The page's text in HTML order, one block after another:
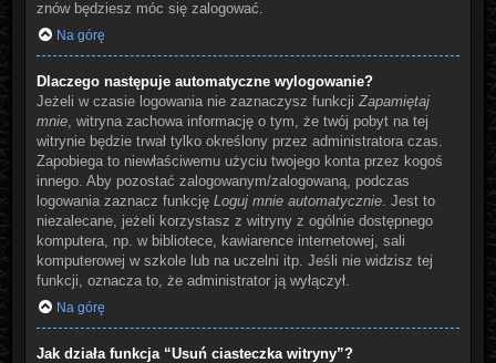
znów będziesz móc się zalogować.
Na górę
Dlaczego następuje automatyczne wylogowanie?
Jeżeli w czasie logowania nie zaznaczysz funkcji Zapamiętaj
mnie, witryna zachowa informację o tym, że twój pobyt na tej
witrynie będzie trwał tylko określony przez administratora czas.
Zapobiega to niewłaściwemu użyciu twojego konta przez kogoś
innego. Aby pozostać zalogowanym/zalogowaną, podczas
logowania zaznacz funkcję Loguj mnie automatycznie. Jest to
niezalecane, jeżeli korzystasz z witryny z ogólnie dostępnego
komputera, np. w bibliotece, kawiarence internetowej, sali
komputerowej w szkole lub na uczelni itp. Jeśli nie widzisz tej
funkcji, oznacza to, że administrator ją wyłączył.
Na górę
Jak działa funkcja “Usuń ciasteczka witryny”?